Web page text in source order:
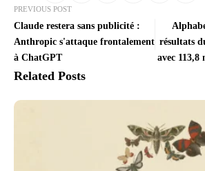
PREVIOUS POST
Claude restera sans publicité :
Anthropic s'attaque frontalement
à ChatGPT
résultats
avec
Related Posts